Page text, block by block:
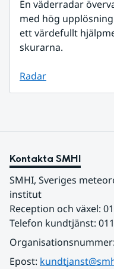
En väderradar
med hög
ett värdefullt
skurarna.
Radar
Kontakta SMHI
SMHI, Sveriges
institut
Reception och växel:
Telefon kundtjänst:
Epost: